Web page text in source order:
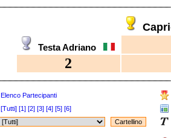
Testa Adriano
2
Elenco Partecipanti
[Tutti] [1] [2] [3] [4] [5] [6]